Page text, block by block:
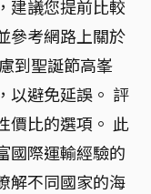
建議您提前比較
參考網路上關於
到聖誕節高峯
以避免延誤。 評
價比的選項。 此
國際運輸經驗的
解不同國家的海